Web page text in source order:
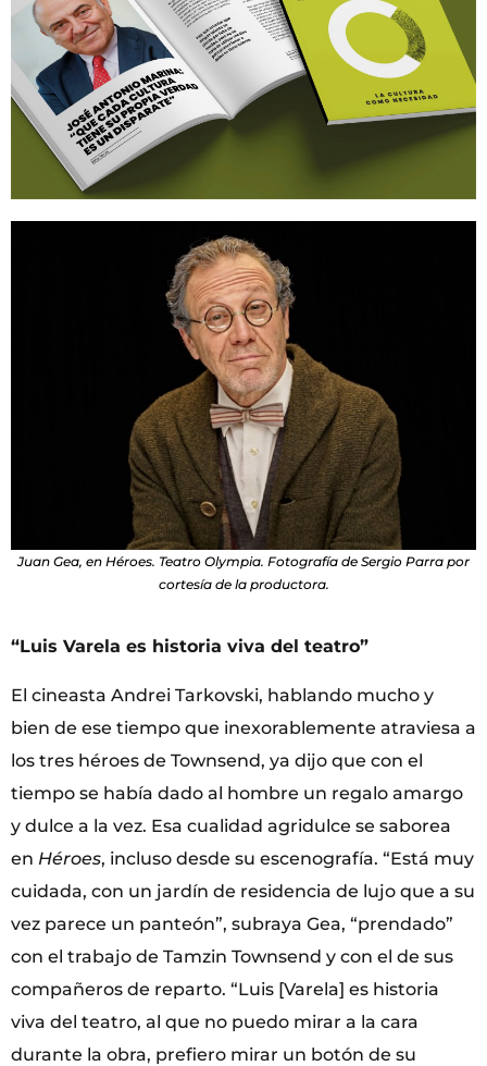
Juan Gea, en Héroes. Teatro Olympia. Fotografía de Sergio Parra por
cortesía de la productora.
“Luis Varela es historia viva del teatro”
El cineasta Andrei Tarkovski, hablando mucho y
bien de ese tiempo que inexorablemente atraviesa a
los tres héroes de Townsend, ya dijo que con el
tiempo se había dado al hombre un regalo amargo
y dulce a la vez. Esa cualidad agridulce se saborea
en Héroes, incluso desde su escenografía. “Está muy
cuidada, con un jardín de residencia de lujo que a su
vez parece un panteón”, subraya Gea, “prendado”
con el trabajo de Tamzin Townsend y con el de sus
compañeros de reparto. “Luis [Varela] es historia
viva del teatro, al que no puedo mirar a la cara
durante la obra, prefiero mirar un botón de su